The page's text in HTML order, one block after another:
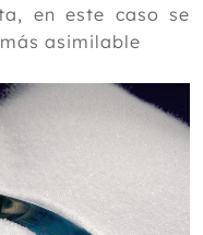
en este caso se
asimilable